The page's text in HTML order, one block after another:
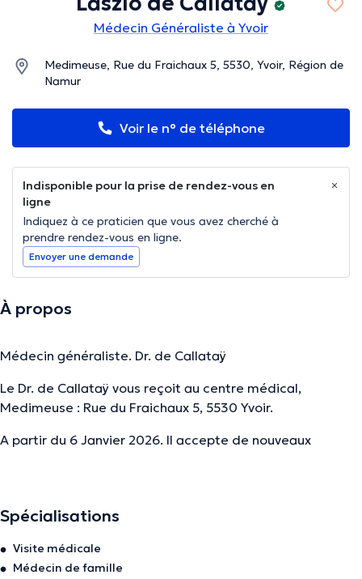
Médecin Généraliste à Yvoir
Medimeuse, Rue du Fraichaux 5, 5530, Yvoir, Région de
Namur
Voir le n° de téléphone
Indisponible pour la prise de rendez-vous en
ligne
Indiquez à ce praticien que vous avez cherché à
prendre rendez-vous en ligne.
Envoyer une demande
À propos
Médecin généraliste. Dr. de Callataÿ
Le Dr. de Callataÿ vous reçoit au centre médical,
Medimeuse : Rue du Fraichaux 5, 5530 Yvoir.
A partir du 6 Janvier 2026. Il accepte de nouveaux
La description a été éditée par l'équipe de Doctoranytime et se base sur des
informations vérifiées.
Spécialisations
Visite médicale
Médecin de famille